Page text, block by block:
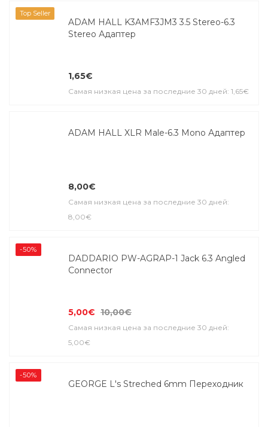
Top Seller
ADAM HALL K3AMF3JM3 3.5 Stereo-6.3
Stereo Адаптер
1,65€
Самая низкая цена за последние 30 дней: 1,65€
ADAM HALL XLR Male-6.3 Mono Адаптер
8,00€
Самая низкая цена за последние 30 дней:
8,00€
-50%
DADDARIO PW-AGRAP-1 Jack 6.3 Angled
Connector
5,00€ 10,00€
Самая низкая цена за последние 30 дней:
5,00€
-50%
GEORGE L's Streched 6mm Переходник